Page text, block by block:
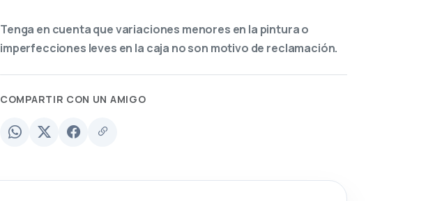
Tenga en cuenta que variaciones menores en la pintura o
imperfecciones leves en la caja no son motivo de reclamación.
COMPARTIR CON UN AMIGO